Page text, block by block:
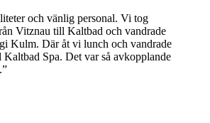
och vänlig personal. Vi tog
Vitznau till Kaltbad och vandrade
Kulm. Där åt vi lunch och vandrade
Spa. Det var så avkopplande